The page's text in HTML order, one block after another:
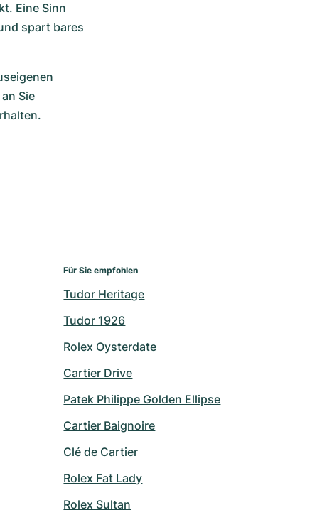
Eine Sinn
spart bares
Sie
Für Sie empfohlen
Tudor Heritage
Tudor 1926
Rolex Oysterdate
Cartier Drive
Patek Philippe Golden Ellipse
Cartier Baignoire
Clé de Cartier
Rolex Fat Lady
Rolex Sultan